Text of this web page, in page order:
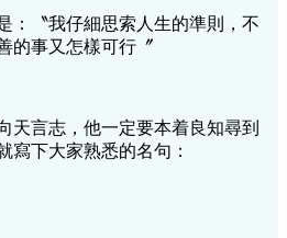
我仔細思索人生的準則，不
的事又怎樣可行〞
志，他一定要本着良知尋到
寫下大家熟悉的名句：